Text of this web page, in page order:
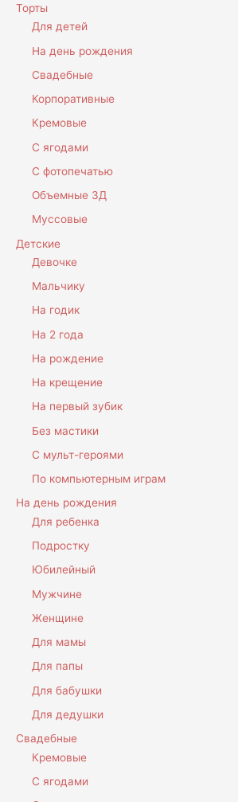
Торты
Для детей
На день рождения
Свадебные
Корпоративные
Кремовые
С ягодами
С фотопечатью
Объемные 3Д
Муссовые
Детские
Девочке
Мальчику
На годик
На 2 года
На рождение
На крещение
На первый зубик
Без мастики
С мульт-героями
По компьютерным играм
На день рождения
Для ребенка
Подростку
Юбилейный
Мужчине
Женщине
Для мамы
Для папы
Для бабушки
Для дедушки
Свадебные
Кремовые
С ягодами